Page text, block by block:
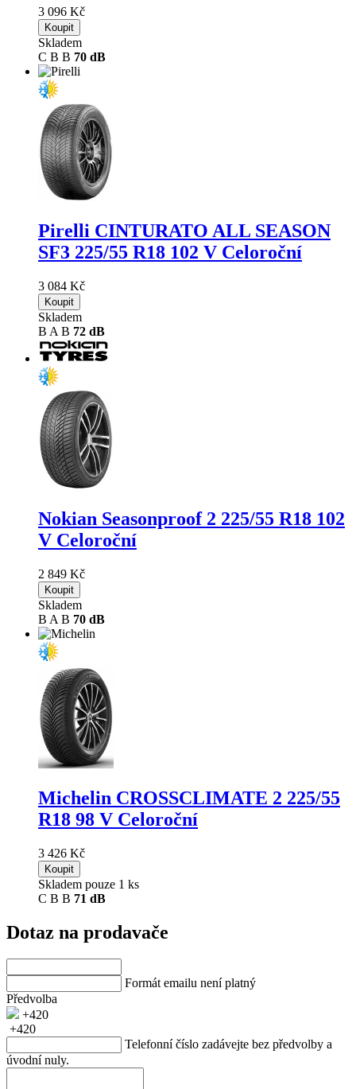
3 096 Kč
Koupit
Skladem
C B B 70 dB
Pirelli CINTURATO ALL SEASON
SF3 225/55 R18 102 V Celoroční
3 084 Kč
Koupit
Skladem
B A B 72 dB
Nokian Seasonproof 2 225/55 R18 102
V Celoroční
2 849 Kč
Koupit
Skladem
B A B 70 dB
Michelin CROSSCLIMATE 2 225/55
R18 98 V Celoroční
3 426 Kč
Koupit
Skladem pouze 1 ks
C B B 71 dB
Dotaz na prodavače
Formát emailu není platný
Předvolba
+420
+420
Telefonní číslo zadávejte bez předvolby a
úvodní nuly.